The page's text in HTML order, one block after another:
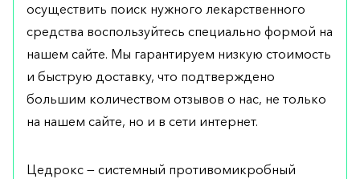
осуществить поиск нужного лекарственного
средства воспользуйтесь специально формой на
нашем сайте. Мы гарантируем низкую стоимость
и быструю доставку, что подтверждено
большим количеством отзывов о нас, не только
на нашем сайте, но и в сети интернет.
Цедрокс — системный противомикробный